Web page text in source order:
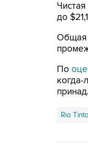
до
Общая
По
Rio Tinto